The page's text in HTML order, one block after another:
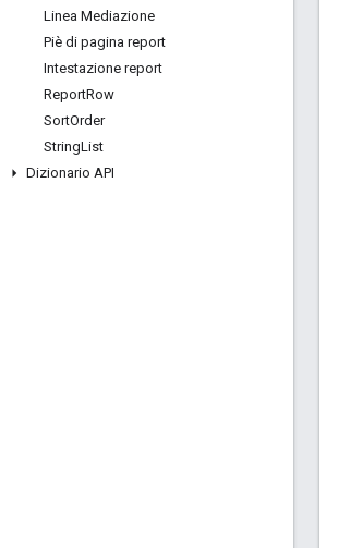
Linea Mediazione
Piè di pagina report
Intestazione report
ReportRow
SortOrder
StringList
Dizionario API